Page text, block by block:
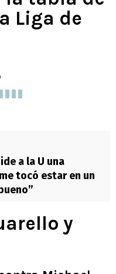
Liga de
a la U una
tocó estar en un
y